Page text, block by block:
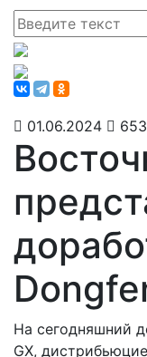
01.06.2024
На сегодняшний
GX,